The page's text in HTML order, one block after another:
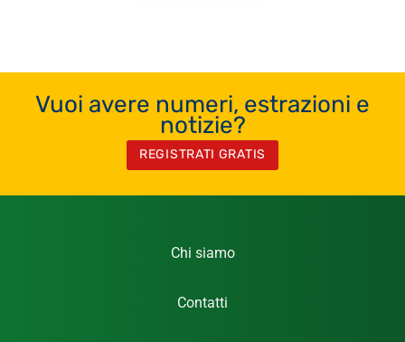
Vuoi avere numeri, estrazioni e
notizie?
REGISTRATI GRATIS
Chi siamo
Contatti